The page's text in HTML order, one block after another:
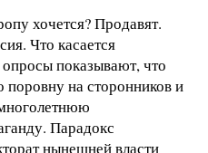
хочется? Продавят.
Что касается
показывают, что
поровну на сторонников и
Парадокс
нынешней власти